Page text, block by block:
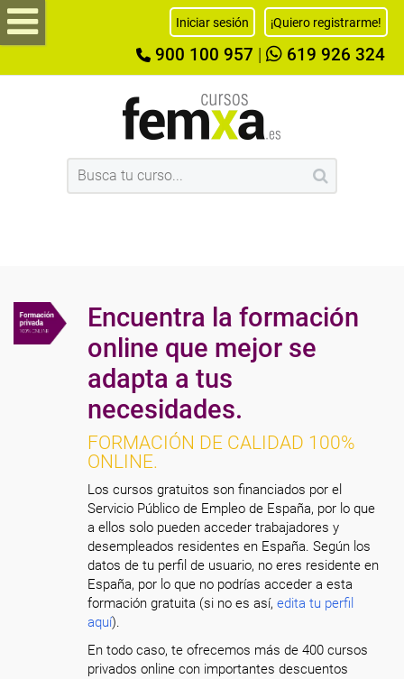
Iniciar sesión ¡Quiero registrarme!
900 100 957 619 926 324
Encuentra la formación
online que mejor se
adapta a tus
necesidades.
FORMACIÓN DE CALIDAD 100%
ONLINE.
Los cursos gratuitos son financiados por el
Servicio Público de Empleo de España, por lo que
a ellos solo pueden acceder trabajadores y
desempleados residentes en España. Según los
datos de tu perfil de usuario, no eres residente en
España, por lo que no podrías acceder a esta
formación gratuita (si no es así,edita tu perfil
aquí).
En todo caso, te ofrecemos más de 400 cursos
privados online con importantes descuentos